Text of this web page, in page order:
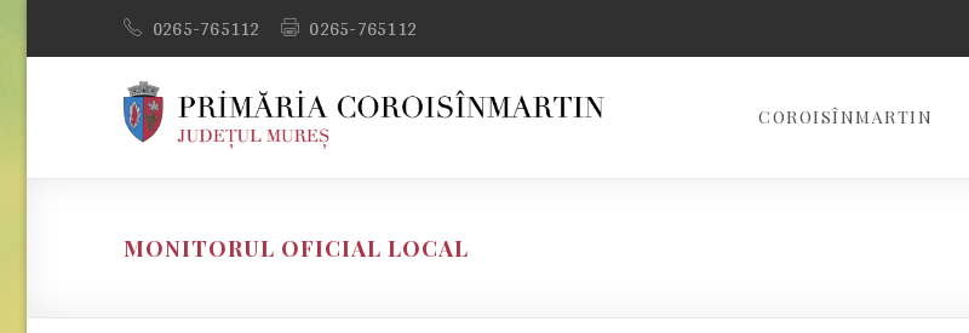
0265-765112 0265-765112
COROISÎNMARTIN
MONITORUL OFICIAL LOCAL